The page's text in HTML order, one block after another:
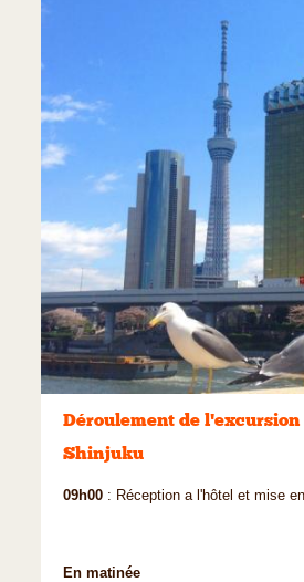
Déroulement de l'excursion
Shinjuku
09h00 : Réception a l'hôtel et mise
En matinée